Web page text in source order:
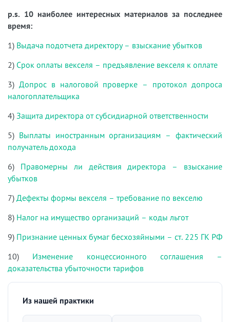
p.s. 10 наиболее интересных материалов за последнее
время:
1) Выдача подотчета директору – взыскание убытков
2) Срок оплаты векселя – предъявление векселя к оплате
3) Допрос в налоговой проверке – протокол допроса
налогоплательщика
4) Защита директора от субсидиарной ответственности
5) Выплаты иностранным организациям – фактический
получатель дохода
6) Правомерны ли действия директора – взыскание
убытков
7) Дефекты формы векселя – требование по векселю
8) Налог на имущество организаций – коды льгот
9) Признание ценных бумаг бесхозяйными – ст. 225 ГК РФ
10) Изменение концессионного соглашения –
доказательства убыточности тарифов
Из нашей практики